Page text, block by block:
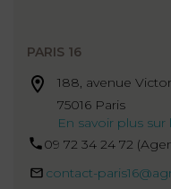
PARIS 16
188, avenue
75016 Paris
En savoir plus sur
09 72 34 24 72
contact-